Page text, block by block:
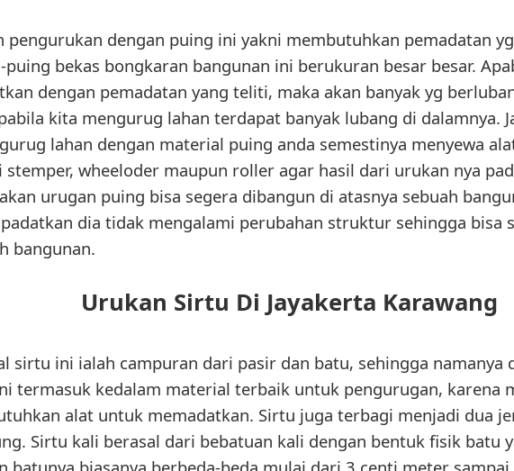
pengurukan dengan puing ini yakni membutuhkan pemadatan
puing bekas bongkaran bangunan ini berukuran besar besar.
dengan pemadatan yang teliti, maka akan banyak yg
kita mengurug lahan terdapat banyak lubang di dalamnya.
lahan dengan material puing anda semestinya menyewa
stemper, wheeloder maupun roller agar hasil dari urukan nya
urugan puing bisa segera dibangun di atasnya sebuah
dia tidak mengalami perubahan struktur sehingga bisa
bangunan.
Urukan Sirtu Di Jayakerta Karawang
sirtu ini ialah campuran dari pasir dan batu, sehingga namanya
termasuk kedalam material terbaik untuk pengurugan, karena
alat untuk memadatkan. Sirtu juga terbagi menjadi dua
Sirtu kali berasal dari bebatuan kali dengan bentuk fisik batu